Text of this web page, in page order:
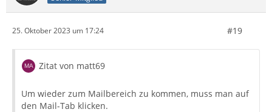
25. Oktober 2023 um 17:24 #19
Zitat von matt69
Um wieder zum Mailbereich zu kommen, muss man auf
den Mail-Tab klicken.